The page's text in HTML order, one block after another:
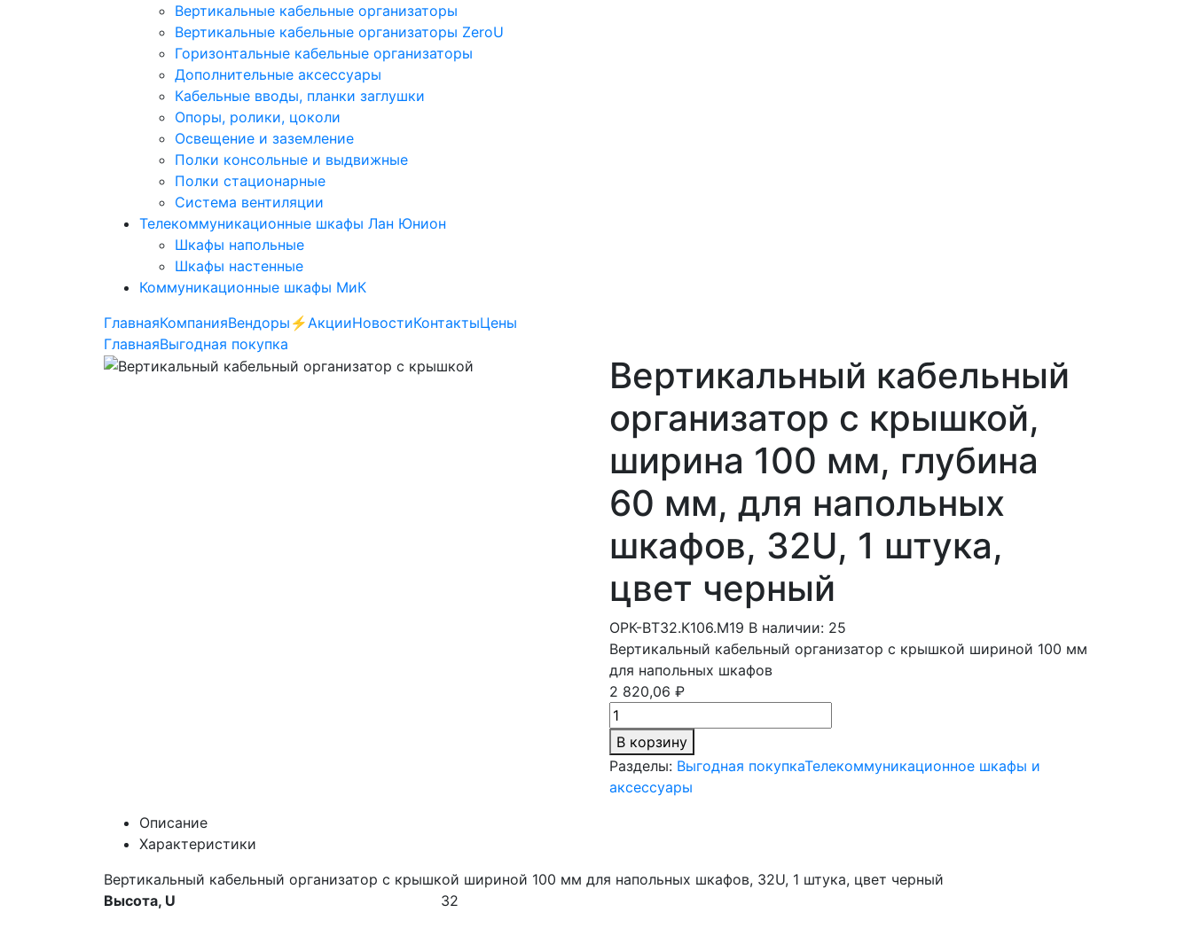
Вертикальные кабельные организаторы
Вертикальные кабельные организаторы ZeroU
Горизонтальные кабельные организаторы
Дополнительные аксессуары
Кабельные вводы, планки заглушки
Опоры, ролики, цоколи
Освещение и заземление
Полки консольные и выдвижные
Полки стационарные
Система вентиляции
Телекоммуникационные шкафы Лан Юнион
Шкафы напольные
Шкафы настенные
Коммуникационные шкафы МиК
ГлавнаяКомпанияВендоры ⚡️АкцииНовостиКонтактыЦены
ГлавнаяВыгодная покупка
Вертикальный кабельный
организатор с крышкой,
ширина 100 мм, глубина
60 мм, для напольных
шкафов, 32U, 1 штука,
цвет черный
ОРК-ВТ32.К106.М19 В наличии: 25
Вертикальный кабельный организатор с крышкой шириной 100 мм
для напольных шкафов
2 820,06 ₽
В корзину
Разделы: Выгодная покупкаТелекоммуникационное шкафы и
аксессуары
Описание
Характеристики
Вертикальный кабельный организатор с крышкой шириной 100 мм для напольных шкафов, 32U, 1 штука, цвет черный
Высота, U
32